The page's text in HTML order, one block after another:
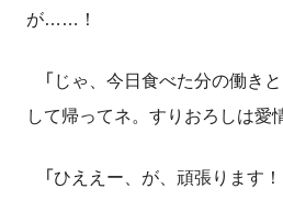
が……！
「じゃ、今日食べた分の働き
して帰ってネ。すりおろしは愛
「ひええー、が、頑張ります！